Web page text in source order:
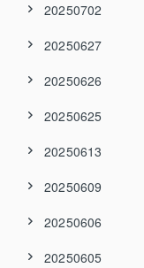
20250702
20250627
20250626
20250625
20250613
20250609
20250606
20250605